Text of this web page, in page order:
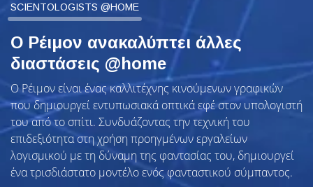
SCIENTOLOGISTS @HOME
Ο Ρέιμον ανακαλύπτει άλλες
διαστάσεις @home
Ο Ρέιμον είναι ένας καλλιτέχνης κινούμενων γραφικών
που δημιουργεί εντυπωσιακά οπτικά εφέ στον υπολογιστή
του από το σπίτι. Συνδυάζοντας την τεχνική του
επιδεξιότητα στη χρήση προηγμένων εργαλείων
λογισμικού με τη δύναμη της φαντασίας του, δημιουργεί
ένα τρισδιάστατο μοντέλο ενός φανταστικού σύμπαντος.